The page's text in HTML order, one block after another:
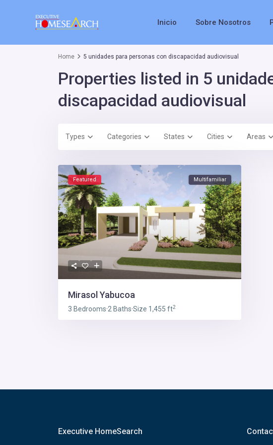
Inicio Sobre Nosotros
Home 5 unidades para personas con discapacidad audiovisual
Properties listed in 5
discapacidad audiovisual
Types Categories States Cities Areas
Featured Multifamiliar
Mirasol Yabucoa
3 Bedrooms·2 Baths·Size 1,455 ft2
Executive HomeSearch